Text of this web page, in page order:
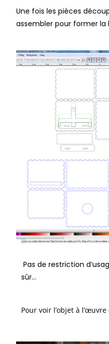
Une fois les pièces
assembler pour former la
Pas de restriction
sûr…
Pour voir l’objet à l’œuvre